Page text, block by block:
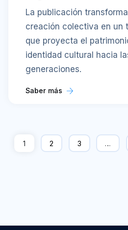
La publicación
creación colectiva en un
que proyecta el
identidad cultural hacia
generaciones.
Saber más
1 2 3 …